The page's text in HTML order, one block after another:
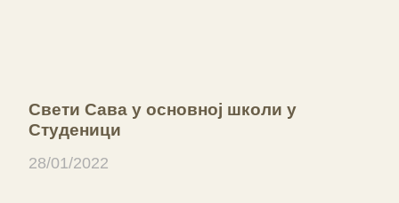
Свети Сава у основној школи у
Студеници
28/01/2022